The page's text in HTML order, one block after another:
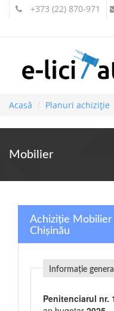
+373 (22) 870-971
Acasă Planuri achiziție
Mobilier
Achiziție
Chișinău
Informație
Penitenciarul nr.